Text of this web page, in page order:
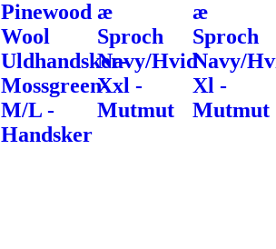
Pinewood
Wool
Uldhandsker-
Mossgreen-
M/L -
Handsker
æ
Sproch
Navy/Hvid
Xxl -
Mutmut
æ
Sproch
Navy/
Xl -
Mutmut